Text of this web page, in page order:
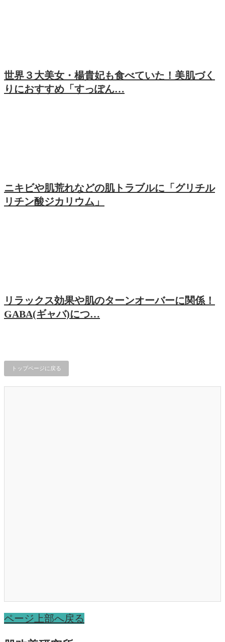
世界３大美女・楊貴妃も食べていた！美肌づく
りにおすすめ「すっぽん…
ニキビや肌荒れなどの肌トラブルに「グリチル
リチン酸ジカリウム」
リラックス効果や肌のターンオーバーに関係！
GABA(ギャバ)につ…
トップページに戻る
ページ上部へ戻る